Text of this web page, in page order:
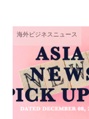
海外ビジネスニュース